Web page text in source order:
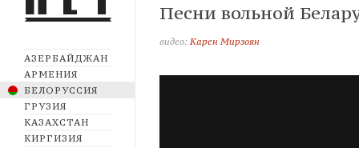
АЗЕРБАЙДЖАН
АРМЕНИЯ
БЕЛОРУССИЯ
ГРУЗИЯ
КАЗАХСТАН
КИРГИЗИЯ
Песни вольной
видео:Карен Мирзоян